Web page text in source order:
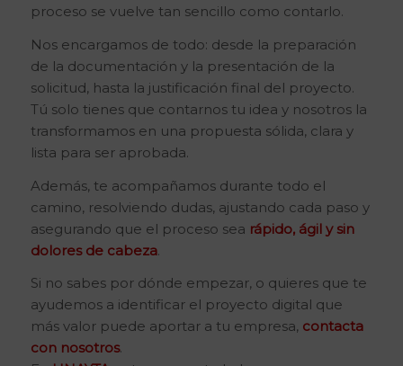
proceso se vuelve tan sencillo como contarlo.
Nos encargamos de todo: desde la preparación
de la documentación y la presentación de la
solicitud, hasta la justificación final del proyecto.
Tú solo tienes que contarnos tu idea y nosotros la
transformamos en una propuesta sólida, clara y
lista para ser aprobada.
Además, te acompañamos durante todo el
camino, resolviendo dudas, ajustando cada paso y
asegurando que el proceso sea rápido, ágil y sin
dolores de cabeza.
Si no sabes por dónde empezar, o quieres que te
ayudemos a identificar el proyecto digital que
más valor puede aportar a tu empresa, contacta
con nosotros.